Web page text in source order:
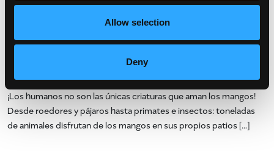
Allow selection
Deny
¡Los humanos no son las únicas criaturas que aman los mangos!
Desde roedores y pájaros hasta primates e insectos: toneladas
de animales disfrutan de los mangos en sus propios patios […]